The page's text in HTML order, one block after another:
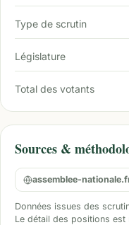
Type de scrutin
Législature
Total des votants
Sources &
assemblee-
Données issues des
Le détail des positions